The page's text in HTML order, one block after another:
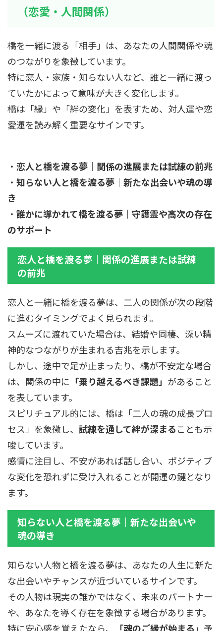
（恋愛・人間関係）
橋を一緒に渡る「相手」は、あなたの人間関係や魂
のつながりを象徴しています。
特に恋人・家族・知らない人など、誰と一緒に渡っ
ていたかによって意味が大きく変化します。
橋は「縁」や「絆の変化」を表すため、対人運や恋
愛運を読み解く重要なサインです。
・ 恋人と橋を渡る夢｜関係の進展または試練の前兆
・ 知らない人と橋を渡る夢｜新たな出会いや魂の導
き
・ 誰かに導かれて橋を渡る夢｜守護霊や高次の存在
のサポート
恋人と橋を渡る夢｜関係の進展または試練
の前兆
恋人と一緒に橋を渡る夢は、二人の関係が次の段階
に進むタイミングでよく見られます。
スムーズに渡れていた場合は、結婚や同棲、深い精
神的なつながりが生まれる吉兆を示します。
しかし、途中で足が止まったり、橋が不安定な場合
は、関係の中に 「乗り越えるべき課題」 があること
を表しています。
スピリチュアル的には、橋は「二人の魂の成長プロ
セス」を象徴し、 試練を通して絆が深まることも示
唆しています。
感情に注目し、不安があれば話し合い、ポジティブ
な変化を恐れずに受け入れることが開運の鍵となり
ます。
知らない人と橋を渡る夢｜新たな出会いや
魂の導き
知らない人物と橋を渡る夢は、あなたの人生に新た
な出会いやチャンスが近づいているサインです。
その人物は現実の誰かではなく、未来のパートナー
や、あなたを導く存在を象徴する場合があります。
特に安心感を覚えたなら、
「魂のご縁が始まる」 予